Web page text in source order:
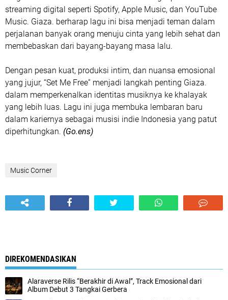
streaming digital seperti Spotify, Apple Music, dan YouTube
Music. Giaza. berharap lagu ini bisa menjadi teman dalam
perjalanan banyak orang menuju cinta yang lebih sehat dan
membebaskan dari bayang-bayang masa lalu.
Dengan pesan kuat, produksi intim, dan nuansa emosional
yang jujur, “Set Me Free” menjadi langkah penting Giaza.
dalam memperkenalkan identitas musiknya ke khalayak
yang lebih luas. Lagu ini juga membuka lembaran baru
dalam kariernya sebagai musisi indie Indonesia yang patut
diperhitungkan. (Go.ens)
Music Corner
DIREKOMENDASIKAN
Alaraverse Rilis “Berakhir di Awal”, Track Emosional dari
Album Debut 3 Tangkai Gerbera